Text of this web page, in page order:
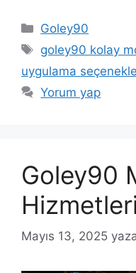
Kategoriler
Goley90
Etiketler
goley90 kolay
uygulama
Yorum yap
Goley90
Mayıs 13, 2025